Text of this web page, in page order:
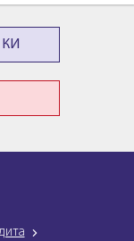
КИ